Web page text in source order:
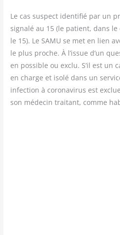
Le cas sus­pect iden­ti­fié par un
signa­lé au 15 (le patient, dans
le 15). Le SAMU se met en lien
le plus proche. À l’issue d’un
en pos­sible ou exclu. S’il est un
en charge et iso­lé dans un
infec­tion à coro­na­vi­rus est
son méde­cin trai­tant, comme